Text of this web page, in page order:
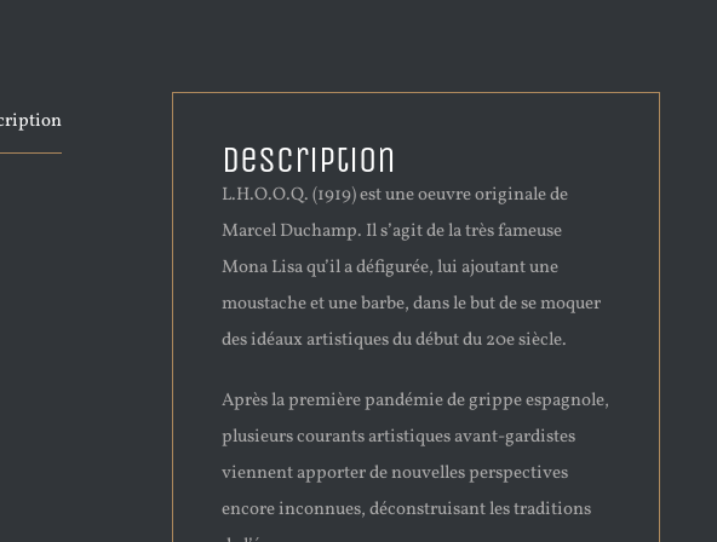
Description
L.H.O.O.Q. (1919) est une oeuvre originale de
Marcel Duchamp. Il s’agit de la très fameuse
Mona Lisa qu’il a défigurée, lui ajoutant une
moustache et une barbe, dans le but de se moquer
des idéaux artistiques du début du 20e siècle.
Après la première pandémie de grippe espagnole,
plusieurs courants artistiques avant-gardistes
viennent apporter de nouvelles perspectives
encore inconnues, déconstruisant les traditions